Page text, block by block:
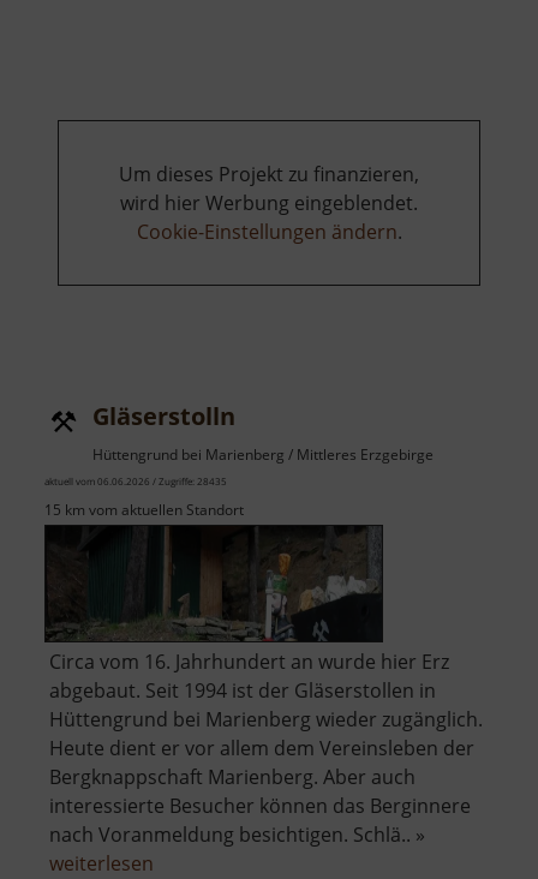
Um dieses Projekt zu finanzieren,
wird hier Werbung eingeblendet.
Cookie-Einstellungen ändern.
Gläserstolln
Hüttengrund bei Marienberg / Mittleres Erzgebirge
aktuell vom 06.06.2026 / Zugriffe: 28435
15 km vom aktuellen Standort
Circa vom 16. Jahrhundert an wurde hier Erz
abgebaut. Seit 1994 ist der Gläserstollen in
Hüttengrund bei Marienberg wieder zugänglich.
Heute dient er vor allem dem Vereinsleben der
Bergknappschaft Marienberg. Aber auch
interessierte Besucher können das Berginnere
nach Voranmeldung besichtigen. Schlä.. »
weiterlesen